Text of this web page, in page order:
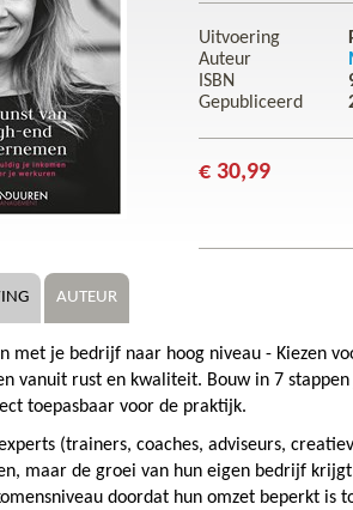
Uitvoering
Auteur
ISBN
Gepubliceerd
€ 30,99
AUTEUR
met je bedrijf naar hoog niveau - Kiezen
vanuit rust en kwaliteit. Bouw in 7
toepasbaar voor de praktijk.
(trainers, coaches, adviseurs,
maar de groei van hun eigen bedrijf
doordat hun omzet beperkt